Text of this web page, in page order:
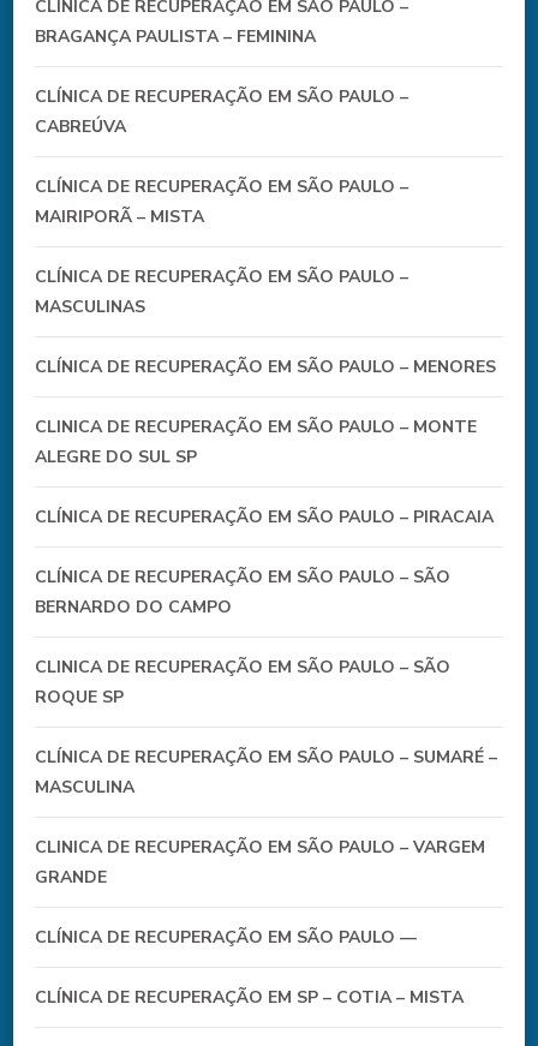
CLÍNICA DE RECUPERAÇÃO EM SÃO PAULO –
BRAGANÇA PAULISTA – FEMININA
CLÍNICA DE RECUPERAÇÃO EM SÃO PAULO –
CABREÚVA
CLÍNICA DE RECUPERAÇÃO EM SÃO PAULO –
MAIRIPORÃ – MISTA
CLÍNICA DE RECUPERAÇÃO EM SÃO PAULO –
MASCULINAS
CLÍNICA DE RECUPERAÇÃO EM SÃO PAULO – MENORES
CLINICA DE RECUPERAÇÃO EM SÃO PAULO – MONTE
ALEGRE DO SUL SP
CLÍNICA DE RECUPERAÇÃO EM SÃO PAULO – PIRACAIA
CLÍNICA DE RECUPERAÇÃO EM SÃO PAULO – SÃO
BERNARDO DO CAMPO
CLINICA DE RECUPERAÇÃO EM SÃO PAULO – SÃO
ROQUE SP
CLÍNICA DE RECUPERAÇÃO EM SÃO PAULO – SUMARÉ –
MASCULINA
CLINICA DE RECUPERAÇÃO EM SÃO PAULO – VARGEM
GRANDE
CLÍNICA DE RECUPERAÇÃO EM SÃO PAULO —
CLÍNICA DE RECUPERAÇÃO EM SP – COTIA – MISTA